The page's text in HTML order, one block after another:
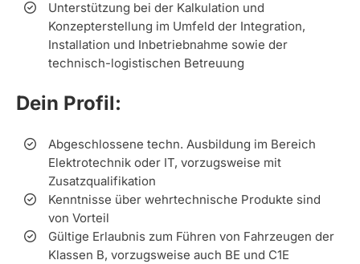
Unterstützung bei der Kalkulation und
Konzepterstellung im Umfeld der Integration,
Installation und Inbetriebnahme sowie der
technisch-logistischen Betreuung
Dein Profil:
Abgeschlossene techn. Ausbildung im Bereich
Elektrotechnik oder IT, vorzugsweise mit
Zusatzqualifikation
Kenntnisse über wehrtechnische Produkte sind
von Vorteil
Gültige Erlaubnis zum Führen von Fahrzeugen der
Klassen B, vorzugsweise auch BE und C1E